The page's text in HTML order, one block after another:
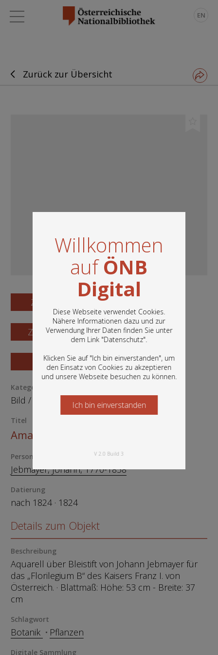
Willkommen
aufÖNB
Digital
Diese Webseite verwendet Cookies.
Nähere Informationen dazu und zur
Verwendung Ihrer Daten finden Sie unter
dem Link "Datenschutz".
Klicken Sie auf "Ich bin einverstanden", um
den Einsatz von Cookies zu akzeptieren
und unsere Webseite besuchen zu können.
In diesem Portal finden Sie die digitalen
Bestände der Österreichischen
Nationalbibliothek: Bücher, Fotografien,
Grafiken und vieles mehr.
Ich bin einverstanden
Starten Sie jetzt
V 2.0 Build 3
EN
Zurück zur Übersicht
Zum Digitalisat
Zum Katalogisat
Zur Vorschau
Kategorie / Medientyp
Bild/ Kunstoriginal
Titel
Amaryllis versicolor
Person
Jebmayer, Johann, 1770-1858
Datierung
nach 1824 · 1824
Details zum Objekt
Beschreibung
Aquarell über Bleistift von Johann Jebmayer für
das „Florilegium B“ des Kaisers Franz I. von
Österreich. · Blattmaß: Höhe: 53 cm - Breite: 37
cm
Schlagwort
Botanik Pflanzen
Digitale Sammlung